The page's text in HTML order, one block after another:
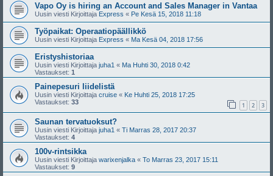
Vapo Oy is hiring an Account and Sales Manager in Vantaa
Uusin viesti Kirjoittaja Express « Pe Kesä 15, 2018 11:18
Työpaikat: Operaatiopäällikkö
Uusin viesti Kirjoittaja Express « Ma Kesä 04, 2018 17:56
Eristyshistoriaa
Uusin viesti Kirjoittaja juha1 « Ma Huhti 30, 2018 0:42
Vastaukset: 1
Painepesuri liidelistä
Uusin viesti Kirjoittaja cruise « Ke Huhti 25, 2018 17:25
Vastaukset: 33 1 2 3
Saunan tervatuoksut?
Uusin viesti Kirjoittaja juha1 « Ti Marras 28, 2017 20:37
Vastaukset: 4
100v-rintsikka
Uusin viesti Kirjoittaja warixenjalka « To Marras 23, 2017 15:11
Vastaukset: 9